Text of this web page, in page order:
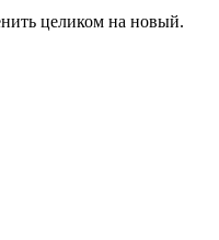
целиком на новый.